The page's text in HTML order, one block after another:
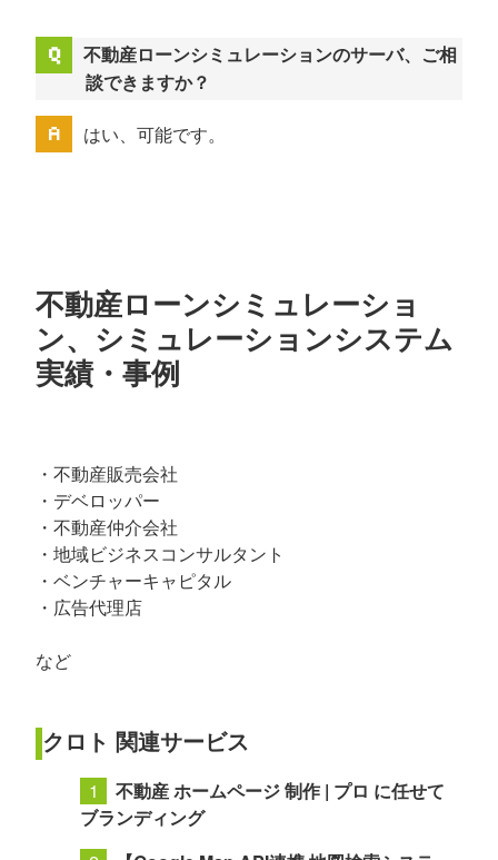
不動産ローンシミュレーションのサーバ、ご相
談できますか？
はい、可能です。
不動産ローンシミュレーショ
ン、シミュレーションシステム
実績・事例
・不動産販売会社
・地域ビジネスコンサルタント
・ベンチャーキャピタル
・広告代理店